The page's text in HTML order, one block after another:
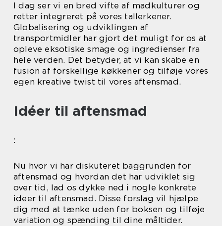
I dag ser vi en bred vifte af madkulturer og
retter integreret på vores tallerkener.
Globalisering og udviklingen af
transportmidler har gjort det muligt for os at
opleve eksotiske smage og ingredienser fra
hele verden. Det betyder, at vi kan skabe en
fusion af forskellige køkkener og tilføje vores
egen kreative twist til vores aftensmad.
Idéer til aftensmad
:
Nu hvor vi har diskuteret baggrunden for
aftensmad og hvordan det har udviklet sig
over tid, lad os dykke ned i nogle konkrete
ideer til aftensmad. Disse forslag vil hjælpe
dig med at tænke uden for boksen og tilføje
variation og spænding til dine måltider.